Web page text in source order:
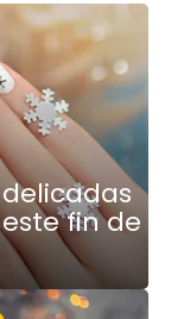
fin de